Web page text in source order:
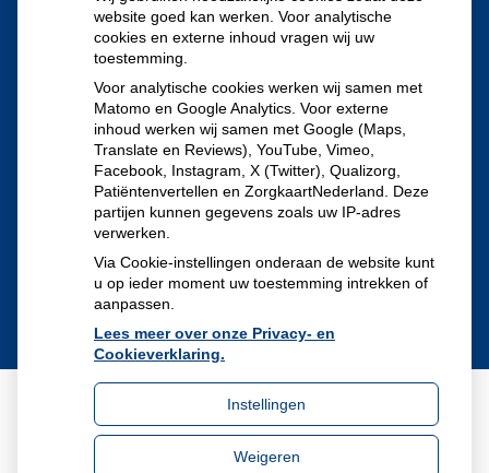
Stoppen met afslankmedicijnen betekent zonder
leefstijlaanpassingen weer gewichtstoename
Kookadvies drinkwater in provincie Utrecht vanwege
besmetting
Terugroepactie babyvoeding Nestlé: bacterie kan baby’s
ziek maken
website goed kan werken. Voor analytische
cookies en externe inhoud vragen wij uw
toestemming.
Voor analytische cookies werken wij samen met
Matomo en Google Analytics. Voor externe
inhoud werken wij samen met Google (Maps,
Translate en Reviews), YouTube, Vimeo,
Facebook, Instagram, X (Twitter), Qualizorg,
Patiëntenvertellen en ZorgkaartNederland. Deze
partijen kunnen gegevens zoals uw IP-adres
verwerken.
Via Cookie-instellingen onderaan de website kunt
u op ieder moment uw toestemming intrekken of
aanpassen.
Lees meer over onze Privacy- en
Cookieverklaring.
Instellingen
Weigeren